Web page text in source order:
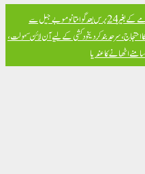
تیونسی شہری رضا بن صالح الیزیدی کسی مقدمے کے بغیر 24 برس بعد گوانتانوموبے جیل سے
احتجاج، سرحد بند کر دیخود کشی کے لیے آن لائن سہولت،
اٹھانے کا عندیا